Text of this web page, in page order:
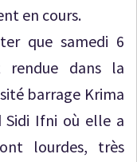
en cours.
que samedi 6
rendue dans la
barrage Krima
Sidi Ifni où elle a
lourdes, très